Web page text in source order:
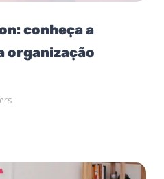
conheça a
organização